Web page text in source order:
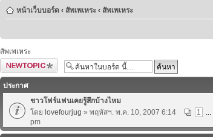
หน้าเว็บบอร์ด ‹ สัพเพเหระ ‹ สัพเพเหระ
สัพเพเหระ
ตั้งกระทู้ใหม่
ประกาศ
ชาวโฟร์แฟนเคยรู้สึกบ้างไหม
1
...
โดย lovefourjug » พฤหัสฯ. พ.ค. 10, 2007 6:14
pm